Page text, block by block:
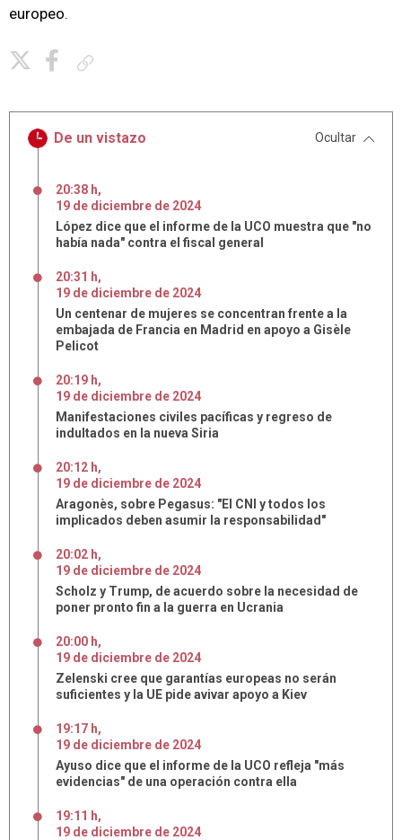
europeo.
De un vistazo Ocultar
20:38 h,
19 de diciembre de 2024
López dice que el informe de la UCO muestra que "no
había nada" contra el fiscal general
20:31 h,
19 de diciembre de 2024
Un centenar de mujeres se concentran frente a la
embajada de Francia en Madrid en apoyo a Gisèle
Pelicot
20:19 h,
19 de diciembre de 2024
Manifestaciones civiles pacíficas y regreso de
indultados en la nueva Siria
20:12 h,
19 de diciembre de 2024
Aragonès, sobre Pegasus: "El CNI y todos los
implicados deben asumir la responsabilidad"
20:02 h,
19 de diciembre de 2024
Scholz y Trump, de acuerdo sobre la necesidad de
poner pronto fin a la guerra en Ucrania
20:00 h,
19 de diciembre de 2024
Zelenski cree que garantías europeas no serán
suficientes y la UE pide avivar apoyo a Kiev
19:17 h,
19 de diciembre de 2024
Ayuso dice que el informe de la UCO refleja "más
evidencias" de una operación contra ella
19:11 h,
19 de diciembre de 2024